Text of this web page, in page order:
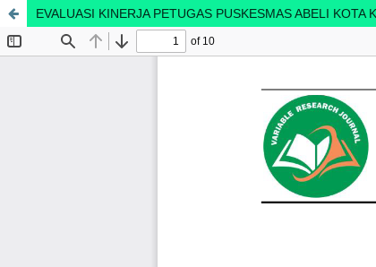
EVALUASI KINERJA PETUGAS PUSKESMAS ABELI KOTA